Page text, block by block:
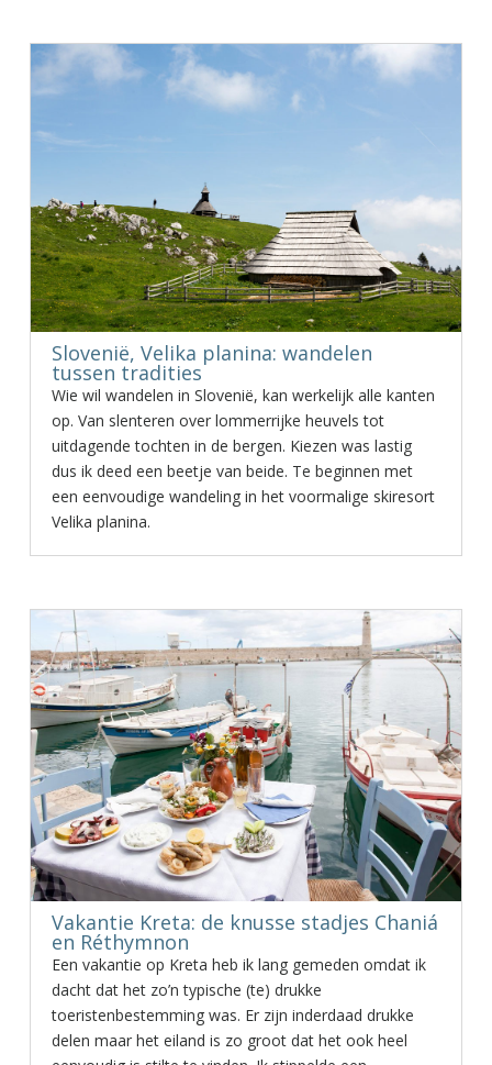
Slovenië, Velika planina: wandelen
tussen tradities
Wie wil wandelen in Slovenië, kan werkelijk alle kanten
op. Van slenteren over lommerrijke heuvels tot
uitdagende tochten in de bergen. Kiezen was lastig
dus ik deed een beetje van beide. Te beginnen met
een eenvoudige wandeling in het voormalige skiresort
Velika planina.
Vakantie Kreta: de knusse stadjes Chaniá
en Réthymnon
Een vakantie op Kreta heb ik lang gemeden omdat ik
dacht dat het zo’n typische (te) drukke
toeristenbestemming was. Er zijn inderdaad drukke
delen maar het eiland is zo groot dat het ook heel